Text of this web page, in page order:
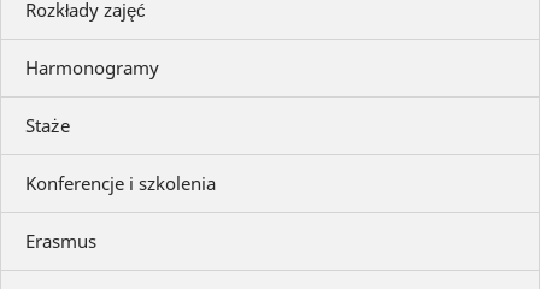
Rozkłady zajęć
Harmonogramy
Staże
Konferencje i szkolenia
Erasmus